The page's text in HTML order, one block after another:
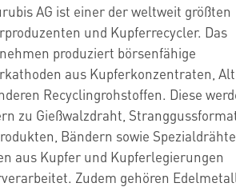
AG ist einer der weltweit größten
und Kupferrecycler. Das
produziert börsenfähige
aus Kupferkonzentraten,
Recyclingrohstoffen. Diese
zu Gießwalzdraht,
Bändern sowie
aus Kupfer und Kupferlegierungen
Zudem gehören